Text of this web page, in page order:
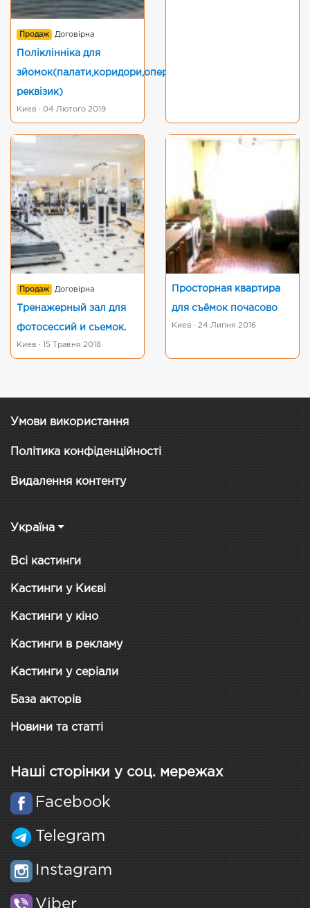
Продаж Договірна
Поліклінніка для
зйомок(палати,коридори,операційна,медичний
реквізик)
Киев · 04 Лютого 2019
Продаж Договірна
Тренажерный зал для
фотосессий и сьемок.
Киев · 15 Травня 2018
Просторная квартира
для съёмок почасово
Киев · 24 Липня 2016
Умови використання
Політика конфіденційності
Видалення контенту
Україна
Всі кастинги
Кастинги у Києві
Кастинги у кіно
Кастинги в рекламу
Кастинги у серіали
База акторів
Новини та статті
Наші сторінки у соц. мережах
Facebook
Telegram
Instagram
Viber